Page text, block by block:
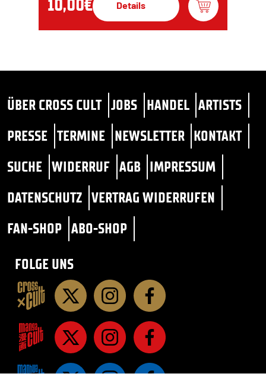
10,00€ Details
ÜBER CROSS CULT JOBS HANDEL ARTISTS
PRESSE TERMINE NEWSLETTER KONTAKT
SUCHE WIDERRUF AGB IMPRESSUM
DATENSCHUTZ VERTRAG WIDERRUFEN
FAN-SHOP ABO-SHOP
FOLGE UNS